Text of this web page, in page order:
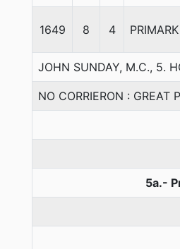
1649 8 4 PRIMARK
JOHN SUNDAY, M.C., 5.
NO CORRIERON : GREAT
5a.-